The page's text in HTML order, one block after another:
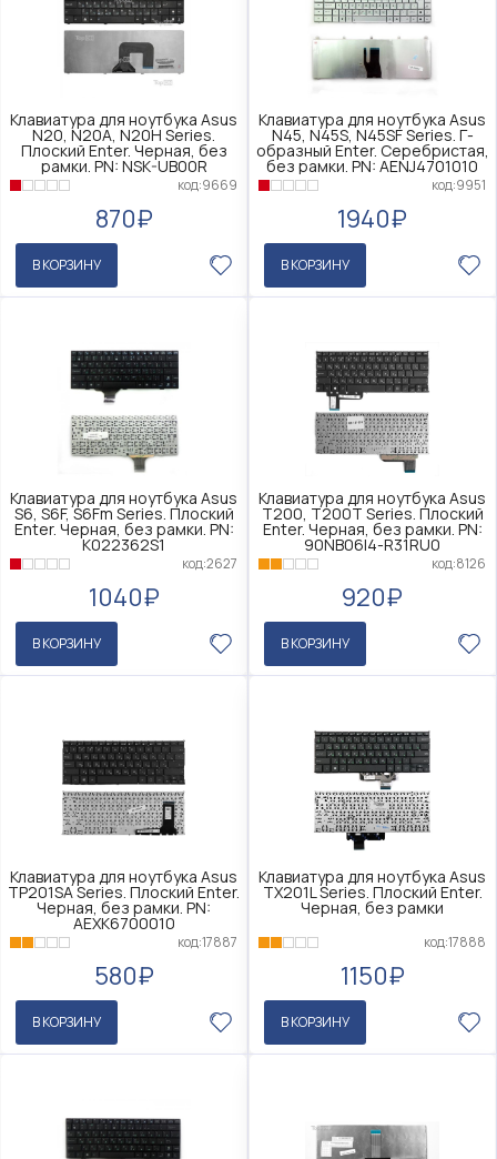
Клавиатура для ноутбука Asus
N20, N20A, N20H Series.
Плоский Enter. Черная, без
рамки. PN: NSK-UB00R
код:9669
870₽
В КОРЗИНУ
Клавиатура для ноутбука Asus
N45, N45S, N45SF Series. Г-
образный Enter. Серебристая,
без рамки. PN: AENJ4701010
код:9951
1940₽
В КОРЗИНУ
Клавиатура для ноутбука Asus
S6, S6F, S6Fm Series. Плоский
Enter. Черная, без рамки. PN:
K022362S1
код:2627
1040₽
В КОРЗИНУ
Клавиатура для ноутбука Asus
T200, T200T Series. Плоский
Enter. Черная, без рамки. PN:
90NB06I4-R31RU0
код:8126
920₽
В КОРЗИНУ
Клавиатура для ноутбука Asus
TP201SA Series. Плоский Enter.
Черная, без рамки. PN:
AEXK6700010
код:17887
580₽
В КОРЗИНУ
Клавиатура для ноутбука Asus
TX201L Series. Плоский Enter.
Черная, без рамки
код:17888
1150₽
В КОРЗИНУ